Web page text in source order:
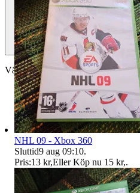
Välj till köparskydd
NHL 09 - Xbox 360
Sluttid9 aug 09:10.
Pris:13 kr,Eller Köp nu 15 kr,.